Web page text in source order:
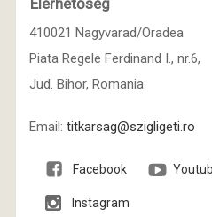
Elérhetőség
410021 Nagyvarad/Oradea
Piata Regele Ferdinand I., nr.6,
Jud. Bihor, Romania
Email: titkarsag@szigligeti.ro
Facebook
Instagram